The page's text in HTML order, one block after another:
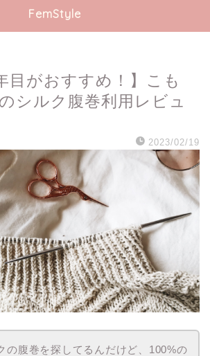
FemStyle
目がおすすめ！】こも
シルク腹巻利用レビュ
2023/02/19
の腹巻を探してるんだけど、100%の